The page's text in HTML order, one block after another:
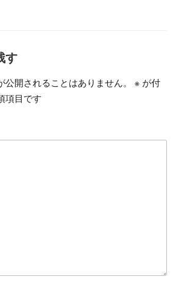
す
公開されることはありません。 ※ が付
項目です